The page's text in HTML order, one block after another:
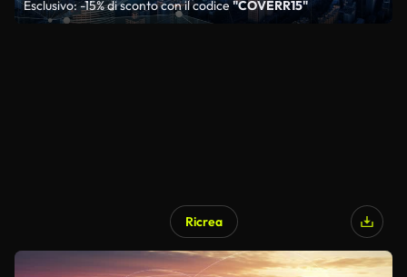
Esclusivo: -15% di sconto con il codice "COVERR15"
Ricrea